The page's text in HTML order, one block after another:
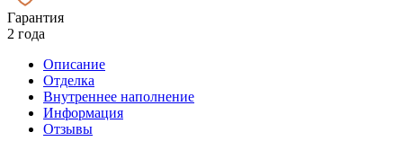
Гарантия
2 года
Описание
Отделка
Внутреннее наполнение
Информация
Отзывы